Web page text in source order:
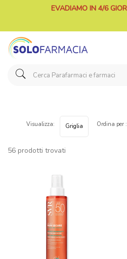
EVADIAMO IN 4/6
56 prodotti trovati
Visualizza: Ordina per :